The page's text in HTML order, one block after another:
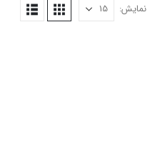
نمایش: